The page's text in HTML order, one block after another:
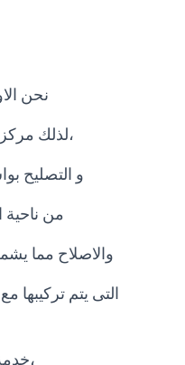
نحن
،لذلك
و التصليح
من ناحية
والاصلاح مما
التى يتم تركيبها